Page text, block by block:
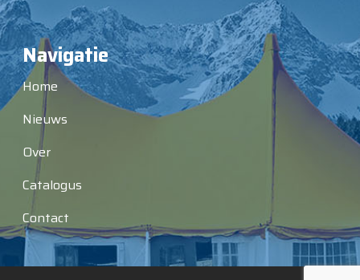
Navigatie
Home
Nieuws
Over
Catalogus
Contact